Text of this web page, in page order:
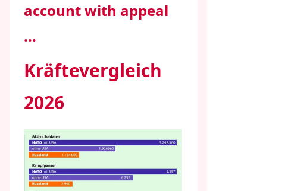
account with appeal
...
Kräftevergleich
2026